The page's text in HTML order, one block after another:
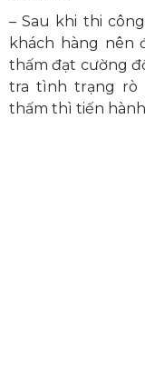
– Sau khi thi công
khách hàng nên
thấm đạt cường
tra tình trạng rò
thấm thì tiến